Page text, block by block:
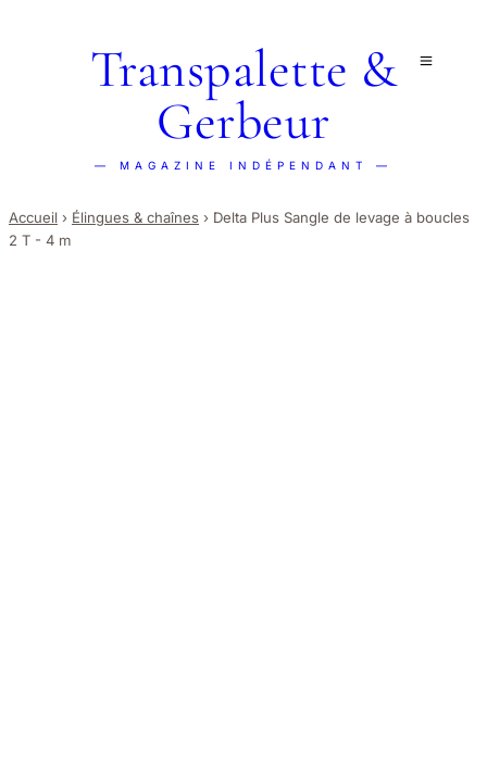
Transpalette &
Gerbeur
— MAGAZINE INDÉPENDANT —
Accueil › Élingues & chaînes › Delta Plus Sangle de levage à boucles
2 T - 4 m